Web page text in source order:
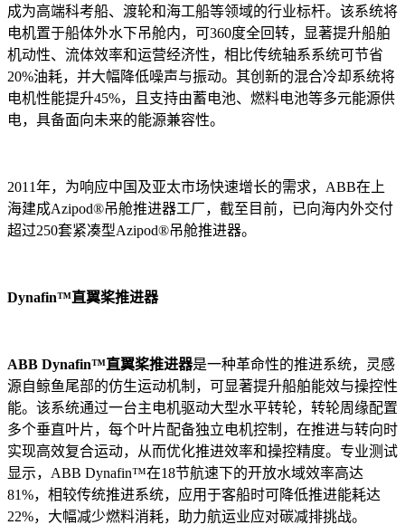
成为高端科考船、渡轮和海工船等领域的行业标杆。该系统将
电机置于船体外水下吊舱内，可360度全回转，显著提升船舶
机动性、流体效率和运营经济性，相比传统轴系系统可节省
20%油耗，并大幅降低噪声与振动。其创新的混合冷却系统将
电机性能提升45%，且支持由蓄电池、燃料电池等多元能源供
电，具备面向未来的能源兼容性。
2011年，为响应中国及亚太市场快速增长的需求，ABB在上
海建成Azipod®吊舱推进器工厂，截至目前，已向海内外交付
超过250套紧凑型Azipod®吊舱推进器。
Dynafin™直翼桨推进器
ABB Dynafin™直翼桨推进器是一种革命性的推进系统，灵感
源自鲸鱼尾部的仿生运动机制，可显著提升船舶能效与操控性
能。该系统通过一台主电机驱动大型水平转轮，转轮周缘配置
多个垂直叶片，每个叶片配备独立电机控制，在推进与转向时
实现高效复合运动，从而优化推进效率和操控精度。专业测试
显示，ABB Dynafin™在18节航速下的开放水域效率高达
81%，相较传统推进系统，应用于客船时可降低推进能耗达
22%，大幅减少燃料消耗，助力航运业应对碳减排挑战。